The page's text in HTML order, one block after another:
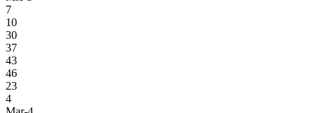
7
10
30
37
43
46
23
4